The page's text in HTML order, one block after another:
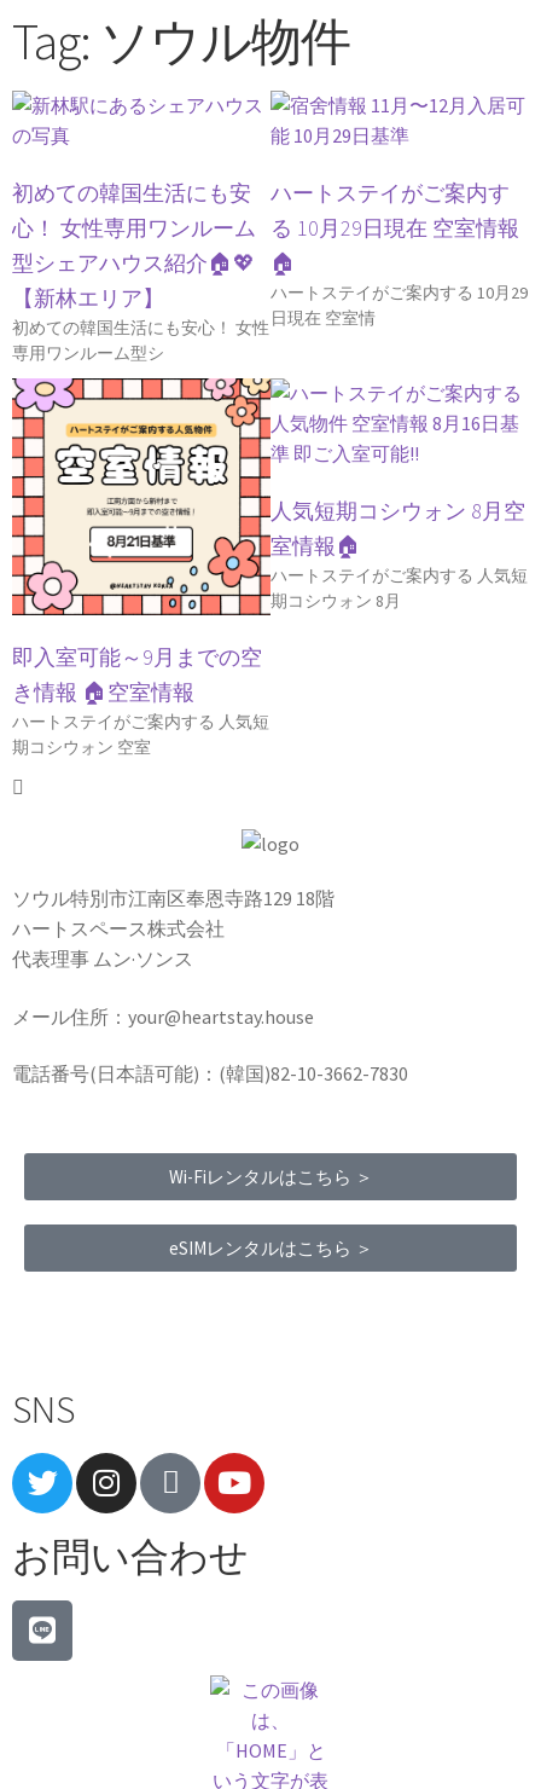
Tag: ソウル物件
初めての韓国生活にも安
心！ 女性専用ワンルーム
型シェアハウス紹介🏠💖
【新林エリア】
初めての韓国生活にも安心！ 女性
専用ワンルーム型シ
ハートステイがご案内す
る 10月29日現在 空室情報
🏠
ハートステイがご案内する 10月29
日現在 空室情
即入室可能～9月までの空
き情報 🏠空室情報
ハートステイがご案内する 人気短
期コシウォン 空室
人気短期コシウォン 8月空
室情報🏠
ハートステイがご案内する 人気短
期コシウォン 8月
ソウル特別市江南区奉恩寺路129 18階
ハートスペース株式会社
代表理事 ムン·ソンス
メール住所：your@heartstay.house
電話番号(日本語可能)：(韓国)82-10-3662-7830
Wi-Fiレンタルはこちら ＞
eSIMレンタルはこちら ＞
SNS
お問い合わせ